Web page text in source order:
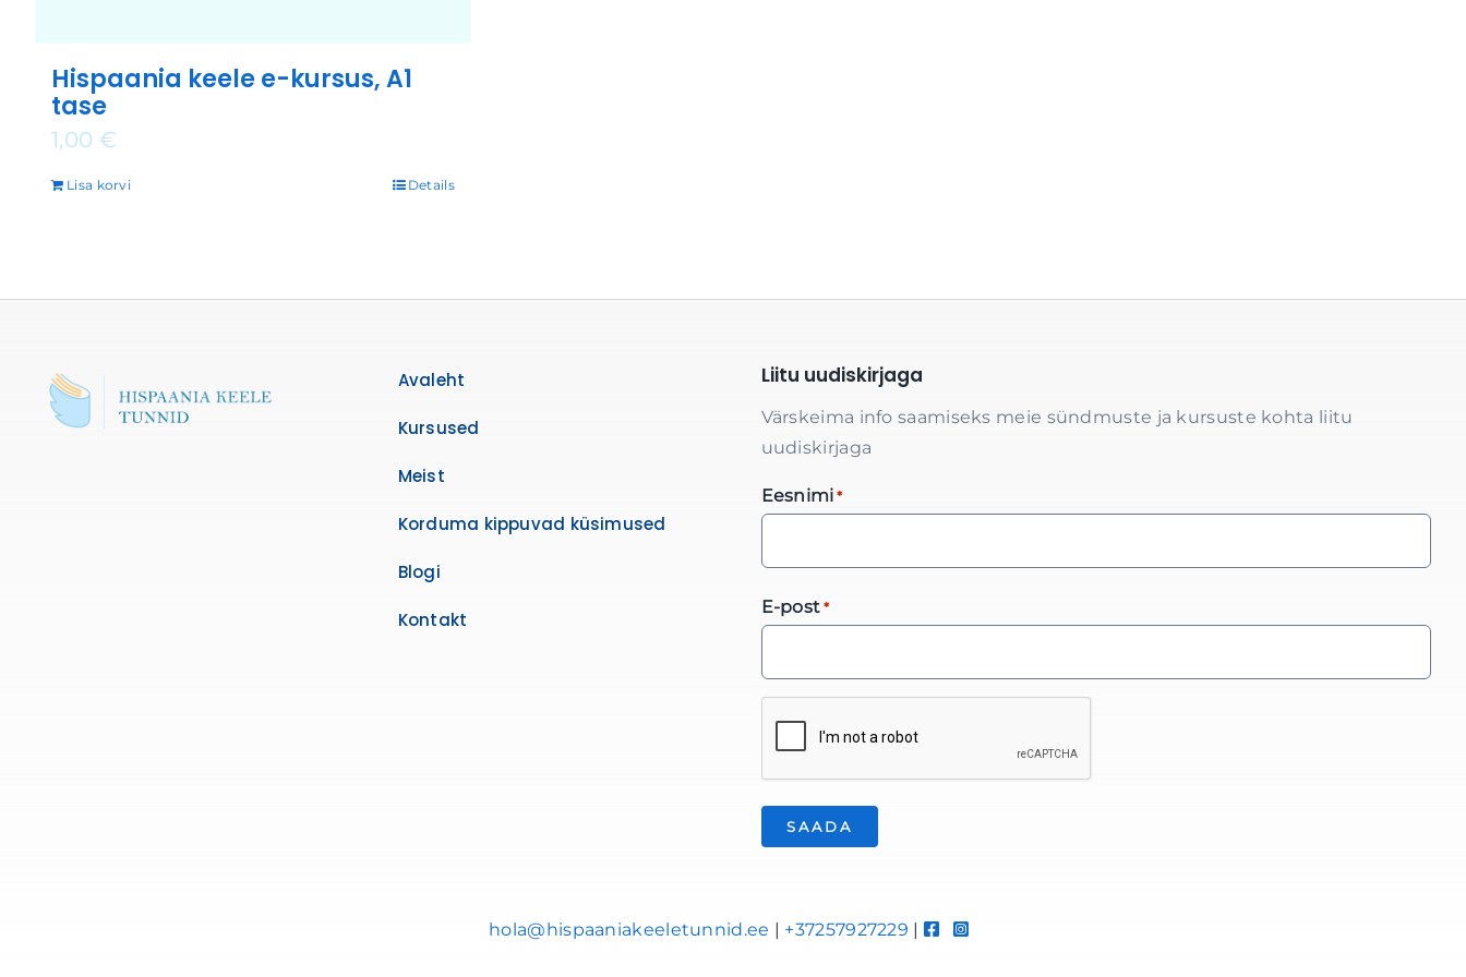
Hispaania keele e-kursus, A1
tase
1,00 €
Lisa korvi Details
Avaleht
Kursused
Meist
Korduma kippuvad küsimused
Blogi
Kontakt
Liitu uudiskirjaga
Värskeima info saamiseks meie sündmuste ja kursuste kohta liitu
uudiskirjaga
Eesnimi *
E-post *
hola@hispaaniakeeletunnid.ee | +37257927229 |